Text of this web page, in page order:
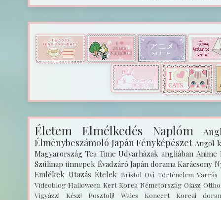
Életem Elmélkedés Naplóm
Élménybeszámoló Japán Fényképészet Angol
Magyarország Tea Time Udvarházak angliában Anime
Szülinap ünnepek Évadzáró Japán dorama Karácsony
Emlékek Utazás Ételek Bristol Ovi Történelem Varrás
Videoblog Halloween Kert Korea Németország Olasz
Vigyázz! Kész! Posztolj!
Wales Koncert
Koreai